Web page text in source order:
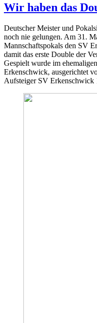
Wir haben das
Deutscher Meister und
noch nie gelungen. Am 31.
Mannschaftspokals den SV
damit das erste Double der
Gespielt wurde im
Erkenschwick, ausgerichtet
Aufsteiger SV Erkenschwick